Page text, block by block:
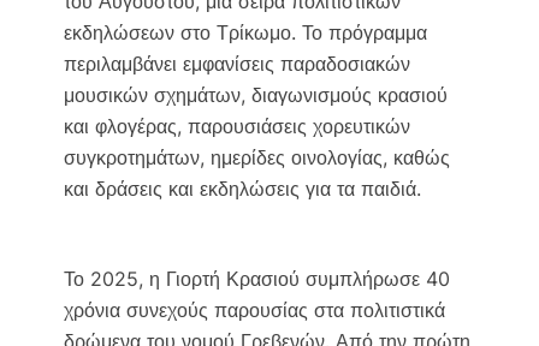
εκδηλώσεων στο Τρίκωμο. Το πρόγραμμα
περιλαμβάνει εμφανίσεις παραδοσιακών
μουσικών σχημάτων, διαγωνισμούς κρασιού
και φλογέρας, παρουσιάσεις χορευτικών
συγκροτημάτων, ημερίδες οινολογίας, καθώς
και δράσεις και εκδηλώσεις για τα παιδιά.
Το 2025, η Γιορτή Κρασιού συμπλήρωσε 40
χρόνια συνεχούς παρουσίας στα πολιτιστικά
δρώμενα του νομού Γρεβενών. Από την πρώτη